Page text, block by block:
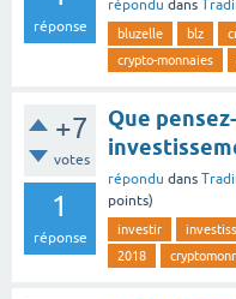
réponse
répondu dans
bluzelle blz
crypto-monnaies
+7
votes
1
réponse
Que
répondu dans
points)
investir
2018